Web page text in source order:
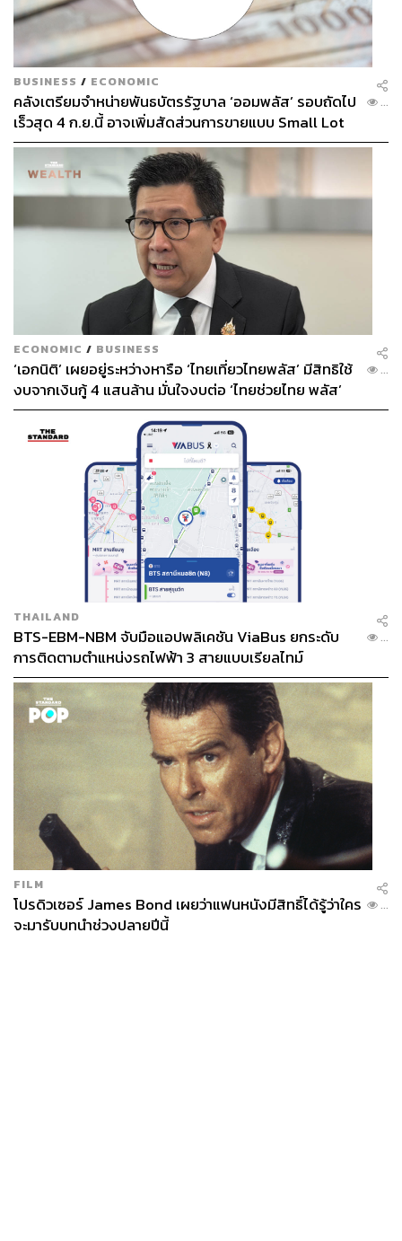
BUSINESS / ECONOMIC
คลังเตรียมจำหน่ายพันธบัตรรัฐบาล ‘ออมพลัส’ รอบถัดไป
เร็วสุด 4 ก.ย.นี้ อาจเพิ่มสัดส่วนการขายแบบ Small Lot
First มากขึ้น
...
ECONOMIC / BUSINESS
‘เอกนิติ’ เผยอยู่ระหว่างหารือ ‘ไทยเที่ยวไทยพลัส’ มีสิทธิใช้
งบจากเงินกู้ 4 แสนล้าน มั่นใจงบต่อ ‘ไทยช่วยไทย พลัส’
เฟส 2 มีเพียงพอ
...
THAILAND
BTS-EBM-NBM จับมือแอปพลิเคชัน ViaBus ยกระดับ
การติดตามตำแหน่งรถไฟฟ้า 3 สายแบบเรียลไทม์
...
FILM
โปรดิวเซอร์ James Bond เผยว่าแฟนหนังมีสิทธิ์ได้รู้ว่าใคร
จะมารับบทนำช่วงปลายปีนี้
...